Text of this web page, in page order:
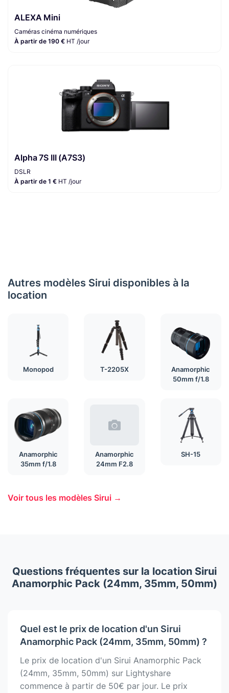
ALEXA Mini
Caméras cinéma numériques
À partir de 190 € HT /jour
Alpha 7S III (A7S3)
DSLR
À partir de 1 € HT /jour
Autres modèles Sirui disponibles à la
location
Monopod T-2205X
Anamorphic
50mm f/1.8
Anamorphic
35mm f/1.8
Anamorphic
24mm F2.8
SH-15
Voir tous les modèles Sirui →
Questions fréquentes sur la location Sirui
Anamorphic Pack (24mm, 35mm, 50mm)
Quel est le prix de location d'un Sirui
Anamorphic Pack (24mm, 35mm, 50mm) ?
Le prix de location d'un Sirui Anamorphic Pack
(24mm, 35mm, 50mm) sur Lightyshare
commence à partir de 50€ par jour. Le prix